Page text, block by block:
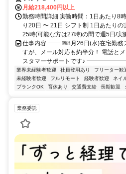
月給218,400円以上
勤務時間詳細 実働時間：1日あたり8
り20日 〜 21日 シフト制 1日あたり
25時(可能な方は27時)の間で週5日/実
仕事内容 ━━ 📅8月26日(水)在宅勤
すが、メール対応も約半分！ 電話と
スタマーサポートです♪
業界未経験者歓迎 社員登用あり フリーター歓
未経験者歓迎
フルリモート 経験者歓迎 ネイ
ブランクOK
育休あり 交通費支給 長期歓迎
業務委託